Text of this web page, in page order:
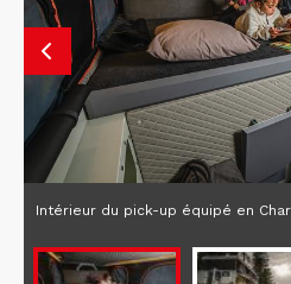
Intérieur du pick-up équipé en